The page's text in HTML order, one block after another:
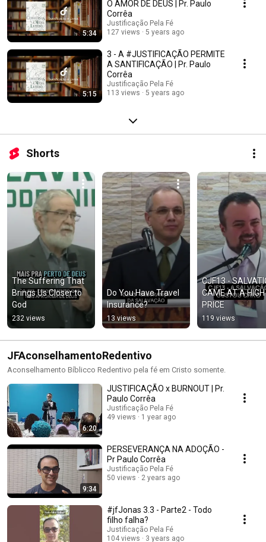
5:34
O AMOR DE DEUS | Pr. Paulo
Corrêa
Justificação Pela Fé
127 views
5 years ago
5:15
3 - A #JUSTIFICAÇÃO PERMITE
A SANTIFICAÇÃO | Pr. Paulo
Corrêa
Justificação Pela Fé
113 views
5 years ago
Shorts
The Suffering That
Brings Us Closer to
God
232 views
Do You Have Travel
Insurance?
13 views
CJF13 -
CAME AT A HIGH
PRICE
119 views
JFAconselhamentoRedentivo
Aconselhamento Bíblicco Redentivo pela fé em Cristo somente.
6:20
JUSTIFICAÇÃO x BURNOUT | Pr.
Paulo Corrêa
Justificação Pela Fé
49 views
1 year ago
9:34
PERSEVERANÇA NA ADOÇÃO -
Pr Paulo Corrêa
Justificação Pela Fé
50 views
2 years ago
#jfJonas 3.3 - Parte2 - Todo
filho falha?
Justificação Pela Fé
104 views
3 years ago